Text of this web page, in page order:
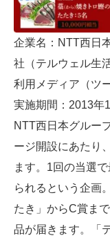
企業名：NTT西日
社（テルウェル生
利用メディア（ツ
実施期間：2013年
NTT西日本グルー
ージ開設にあたり
ます。1回の当選
られるという企画
たき」からC賞ま
品が届きます。「